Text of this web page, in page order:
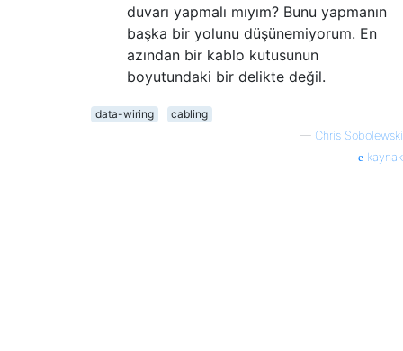
duvarı yapmalı mıyım? Bunu yapmanın
başka bir yolunu düşünemiyorum. En
azından bir kablo kutusunun
boyutundaki bir delikte değil.
data-wiring
cabling
— Chris Sobolewski
kaynak